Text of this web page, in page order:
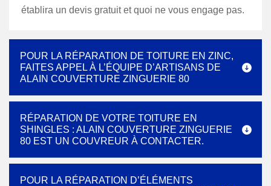
établira un devis gratuit et quoi ne vous engage pas.
POUR LA RÉPARATION DE TOITURE EN ZINC,
FAITES APPEL À L’ÉQUIPE D’ARTISANS DE
ALAIN COUVERTURE ZINGUERIE 80
RÉPARATION DE VOTRE TOITURE EN
SHINGLES : ALAIN COUVERTURE ZINGUERIE
80 EST UN COUVREUR À CONTACTER.
POUR LA RÉPARATION D’ÉLÉMENTS